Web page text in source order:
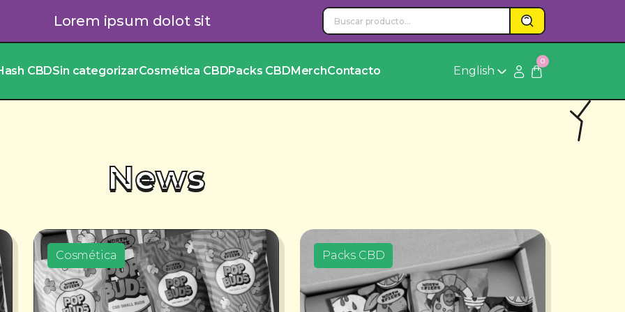
Lorem ipsum dolot sit
CBDSin categorizarCosmética CBDPacks CBDMerchContacto English
0
News
Cosmética Packs CBD